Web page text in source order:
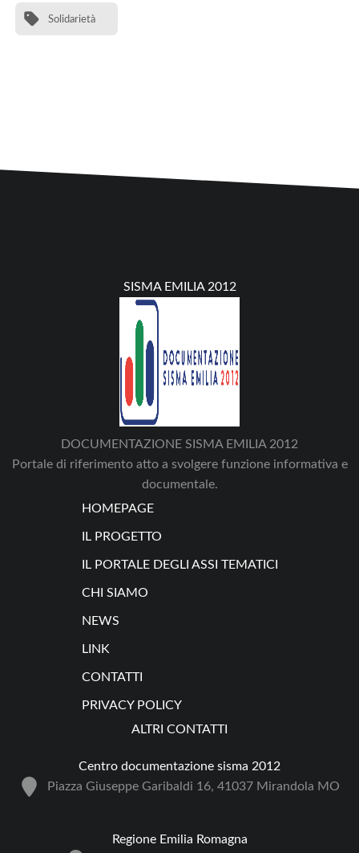
Solidarietà
SISMA EMILIA 2012
DOCUMENTAZIONE SISMA EMILIA 2012
Portale di riferimento atto a svolgere funzione informativa e
documentale.
HOMEPAGE
IL PROGETTO
IL PORTALE DEGLI ASSI TEMATICI
CHI SIAMO
NEWS
LINK
CONTATTI
PRIVACY POLICY
ALTRI CONTATTI
Centro documentazione sisma 2012
Piazza Giuseppe Garibaldi 16, 41037 Mirandola MO
Regione Emilia Romagna